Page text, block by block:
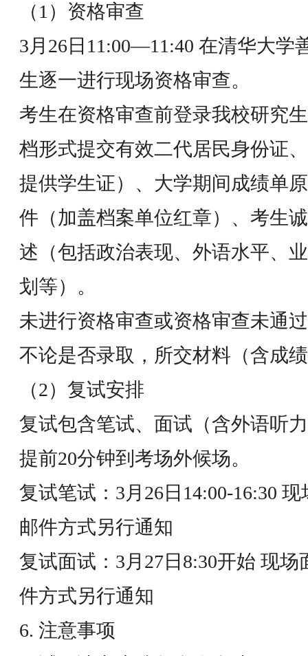
（1）资格审查
3月26日11:00—11:40 在清华大学
生逐一进行现场资格审查。
考生在资格审查前登录我校研究
档形式提交有效二代居民身份证
提供学生证）、大学期间成绩单
件（加盖档案单位红章）、考生
述（包括政治表现、外语水平、
划等）。
未进行资格审查或资格审查未通
不论是否录取，所交材料（含成
（2）复试安排
复试包含笔试、面试（含外语听
提前20分钟到考场外候场。
复试笔试：3月26日14:00-16:30
邮件方式另行通知
复试面试：3月27日8:30开始 现
件方式另行通知
6. 注意事项